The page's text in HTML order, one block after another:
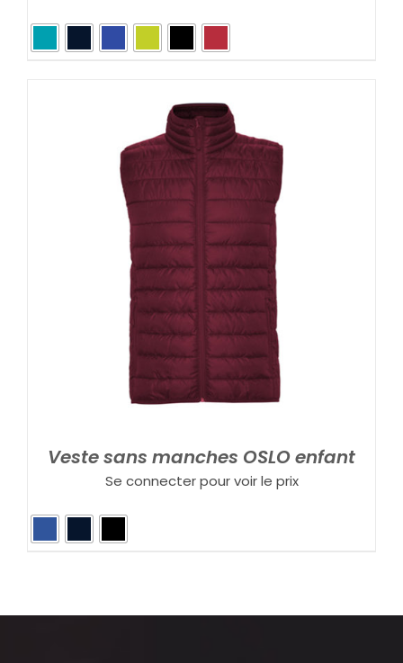
Veste sans manches OSLO enfant
Se connecter pour voir le prix